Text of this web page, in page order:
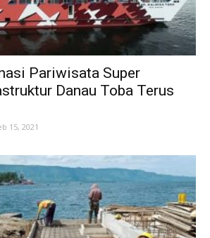
Pariwisata Super
Danau Toba Terus
15, 2021